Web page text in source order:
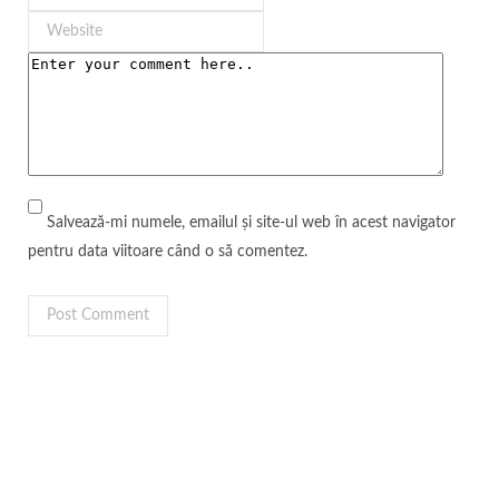
Salvează-mi numele, emailul și site-ul web în acest navigator
pentru data viitoare când o să comentez.